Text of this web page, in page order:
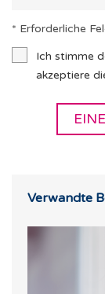
* Erforderliche
Ich stimme
akzeptiere
Verwandte